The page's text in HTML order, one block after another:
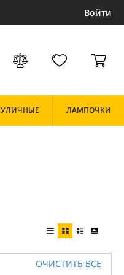
Войти
УЛИЧНЫЕ ЛАМПОЧКИ
ОЧИСТИТЬ ВСЕ